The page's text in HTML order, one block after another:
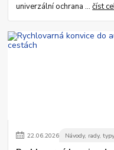
univerzální ochrana ...číst
22.06.2026 Návody, rady,